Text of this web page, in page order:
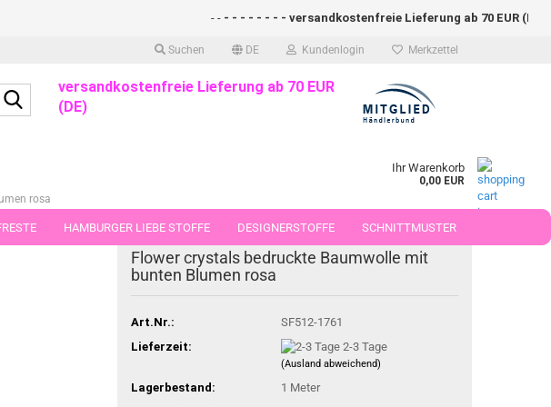
Suchen DE Kundenlogin Merkzettel
- - - - - - - - versandkostenfreie Lieferung ab 70 EUR
Suche...versandkostenfreie Lieferung ab 70 EUR
(DE)
Ihr Warenkorb
0,00 EUR
HAMBURGER LIEBE STOFFE DESIGNERSTOFFE SCHNITTMUSTER
IN STÜCKEN VON 25 UND 50 CM
rosa
Flower crystals bedruckte Baumwolle mit
bunten Blumen rosa
Art.Nr.:
SF512-1761
Lieferzeit:
2-3 Tage
(Ausland abweichend)
Lagerbestand: 1 Meter